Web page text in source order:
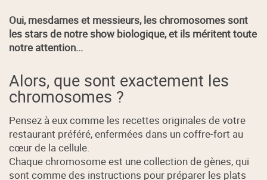
Oui, mesdames et messieurs, les chromosomes sont
les stars de notre show biologique, et ils méritent toute
notre attention...
Alors, que sont exactement les
chromosomes ?
Pensez à eux comme les recettes originales de votre
restaurant préféré, enfermées dans un coffre-fort au
cœur de la cellule.
Chaque chromosome est une collection de gènes, qui
sont comme des instructions pour préparer les plats